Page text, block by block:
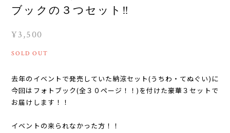
ブックの３つセット‼︎
¥3,500
SOLD OUT
去年のイベントで発売していた納涼セット(うちわ・てぬぐい)に
今回はフォトブック(全３０ページ！！)を付けた豪華３セットで
お届けします！！
イベントの来られなかった方！！